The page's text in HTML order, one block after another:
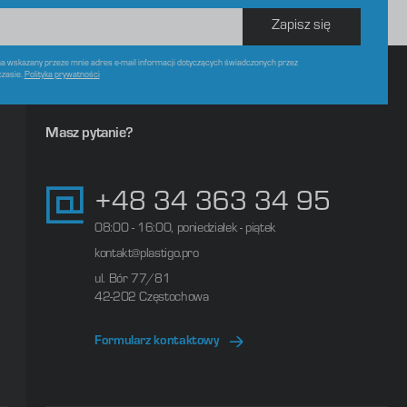
Zapisz się
wskazany przeze mnie adres e-mail informacji dotyczących świadczonych przez
Polityka prywatności
Masz pytanie?
+48 34 363 34 95
08:00 - 16:00, poniedziałek - piątek
kontakt@plastigo.pro
ul. Bór 77/81
42-202 Częstochowa
Formularz kontaktowy